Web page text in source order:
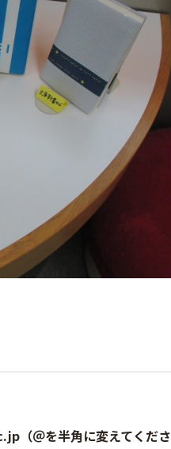
（＠を半角に変えてくださ